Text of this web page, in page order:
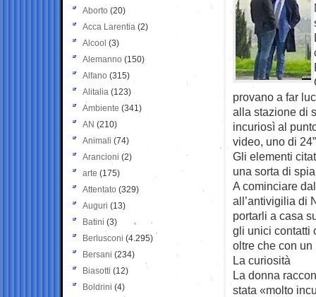
provano a far
alla stazione di
incuriosì al
video, uno di
Gli elementi
una sorta di
A cominciare
all’antivigilia di
portarli a casa
gli unici contatti
oltre che con
La curiosità
La donna
stata «molto
Aborto (20)
Acca Larentia (2)
Alcool (3)
Alemanno (150)
Alfano (315)
Alitalia (123)
Ambiente (341)
AN (210)
Animali (74)
Arancioni (2)
arte (175)
Attentato (329)
Auguri (13)
Batini (3)
Berlusconi (4.295)
Bersani (234)
Biasotti (12)
Boldrini (4)